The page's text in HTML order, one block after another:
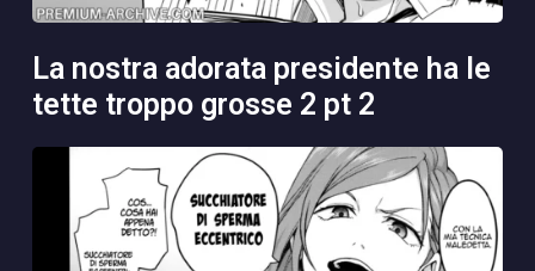
la nostra adorata presidente ha le
tette troppo grosse 2 pt 2